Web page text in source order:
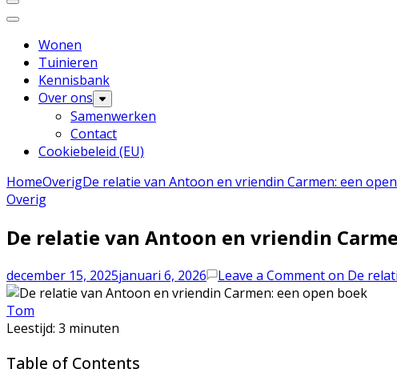
Huizen en Tuinen
Inspiratie voor wonen en tuinieren
Wonen
Tuinieren
Kennisbank
Over ons
Samenwerken
Contact
Cookiebeleid (EU)
HomeOverigDe relatie van Antoon en vriendin Carmen: een
Overig
De relatie van Antoon en vriendin
december 15, 2025januari 6, 2026 Leave a Commenton De
Tom
Leestijd: 3 minuten
Table of Contents